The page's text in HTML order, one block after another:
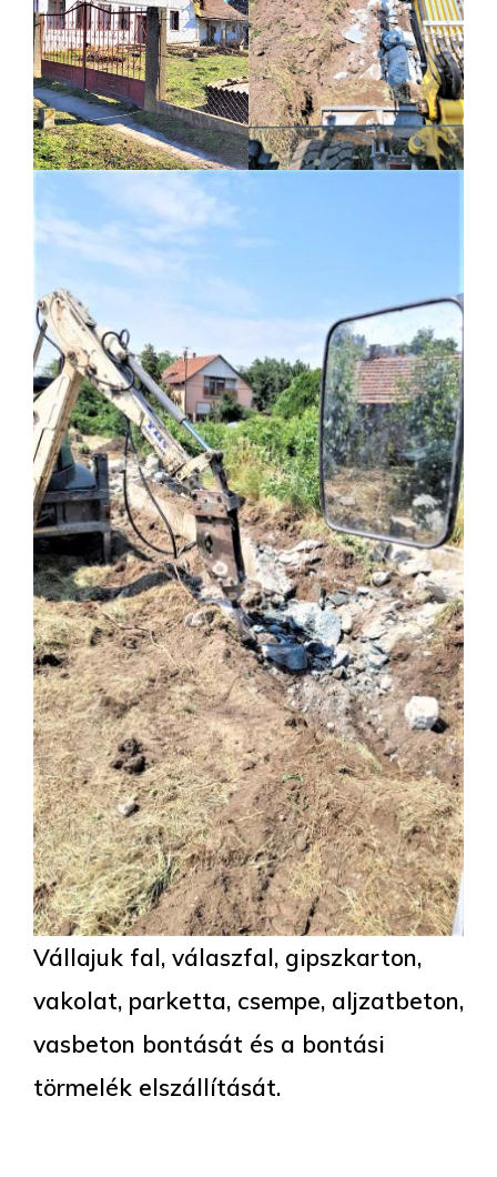
Vállajuk fal, válaszfal, gipszkarton,
vakolat, parketta, csempe, aljzatbeton,
vasbeton bontását és a bontási
törmelék elszállítását.